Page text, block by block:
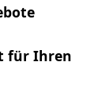
für Ihren